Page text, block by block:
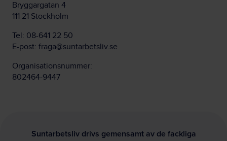
Bryggargatan 4
111 21 Stockholm
Tel: 08-641 22 50
E-post: fraga@suntarbetsliv.se
Organisationsnummer:
802464-9447
Suntarbetsliv drivs gemensamt av de fackliga